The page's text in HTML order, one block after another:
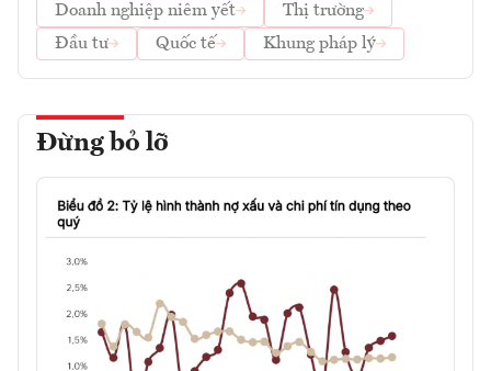
Doanh nghiệp niêm yết
Thị trường
Đầu tư
Quốc tế Khung pháp lý
Đừng bỏ lỡ